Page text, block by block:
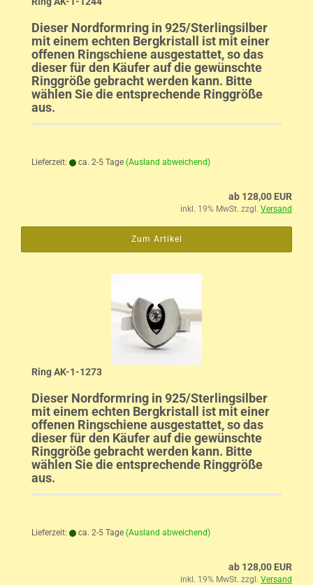
Dieser Nordformring in 925/Sterlingsilber
mit einem echten Bergkristall ist mit einer
offenen Ringschiene ausgestattet, so das
dieser für den Käufer auf die gewünschte
Ringgröße gebracht werden kann. Bitte
wählen Sie die entsprechende Ringgröße
aus.
Lieferzeit: ca. 2-5 Tage (Ausland abweichend)
ab 128,00 EUR
inkl. 19% MwSt. zzgl. Versand
Zum Artikel
Ring AK-1-1273
Dieser Nordformring in 925/Sterlingsilber
mit einem echten Bergkristall ist mit einer
offenen Ringschiene ausgestattet, so das
dieser für den Käufer auf die gewünschte
Ringgröße gebracht werden kann. Bitte
wählen Sie die entsprechende Ringgröße
aus.
Lieferzeit: ca. 2-5 Tage (Ausland abweichend)
ab 128,00 EUR
inkl. 19% MwSt. zzgl. Versand